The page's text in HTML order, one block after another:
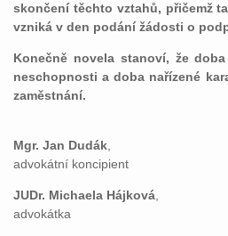
skončení těchto vztahů, přičemž
vzniká v den podání žádosti o
Konečně novela stanoví, že
neschopnosti a doba nařízené
zaměstnání.
Mgr. Jan Dudák
advokátní koncipient
JUDr. Michaela Hájková
advokátka